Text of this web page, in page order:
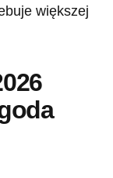
większej